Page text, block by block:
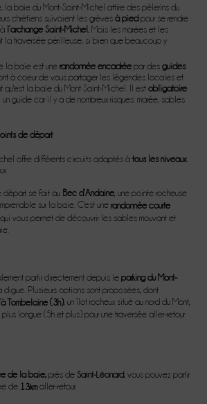
la baie du Mont-Saint-Michel attire des pèlerins du
chrétiens suivaient les grèvesà piedpour se rendre
l’archange Saint-Michel.Mais les marées et les
la traversée périlleuse, si bien que beaucoup y
la baie est unerandonnée encadréepar desguides
à coeur de vous partager les légendes locales et
qu'est la baie du Mont Saint-Michel. Il estobligatoire
guide car il y a de nombreux risques: marée, sables
de départ
offre différents circuits adaptés àtous les niveaux.
départ se fait au Bec d’Andaine , une pointe rocheuse
sur la baie. C'est unerandonnée courte
vous permet de découvrir les sables mouvant et
partir directement depuis leparking du Mont-
digue. Plusieurs options sont proposées, dont
Tombelaine (3h), un îlot rocheux situé au nord du Mont,
longue (5h et plus) pour une traversée aller-retour
de la baie,près deSaint-Léonard , vous pouvez partir
de 13kmaller-retour.